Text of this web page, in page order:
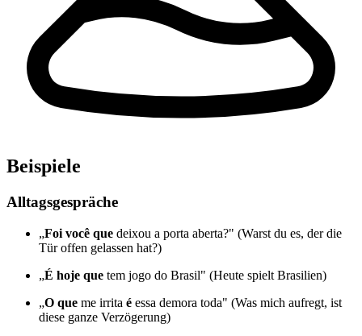
Beispiele
Alltagsgespräche
„Foi você que deixou a porta aberta?" (Warst du es, der die
Tür offen gelassen hat?)
„É hoje que tem jogo do Brasil" (Heute spielt Brasilien)
„O que me irrita é essa demora toda" (Was mich aufregt, ist
diese ganze Verzögerung)